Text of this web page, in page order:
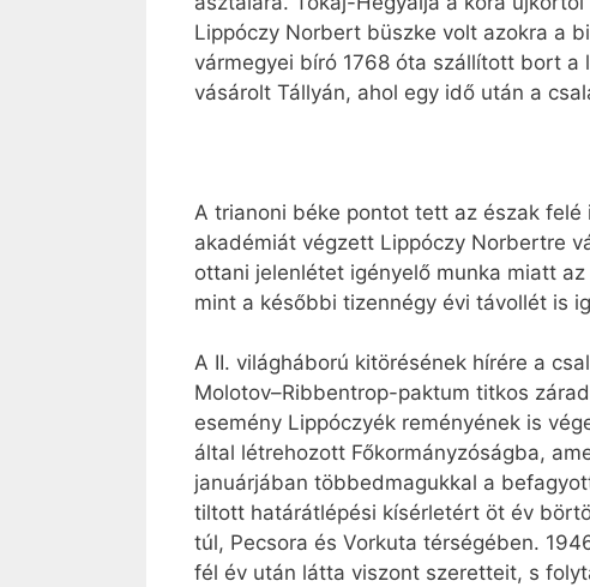
Lippóczy Norbert büszke volt azokra a
vármegyei bíró 1768 óta szállított bort
vásárolt Tállyán, ahol egy idő után a
A trianoni béke pontot tett az észak
akadémiát végzett Lippóczy Norbertre
ottani jelenlétet igényelő munka miatt
mint a későbbi tizennégy évi távollét is
A II. világháború kitörésének hírére a
Molotov–Ribbentrop-paktum titkos
esemény Lippóczyék reményének is
által létrehozott Főkormányzóságba,
januárjában többedmagukkal a
tiltott határátlépési kísérletért öt év
túl, Pecsora és Vorkuta térségében.
fél év után látta viszont szeretteit, s